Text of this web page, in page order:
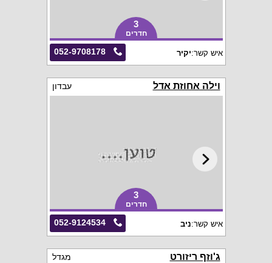
3
חדרים
052-9708178 איש קשר:יקיר
וילה אחוזת אדל עבדון
3
חדרים
052-9124534 איש קשר:ניב
ג'וזף ריזורט מגדל